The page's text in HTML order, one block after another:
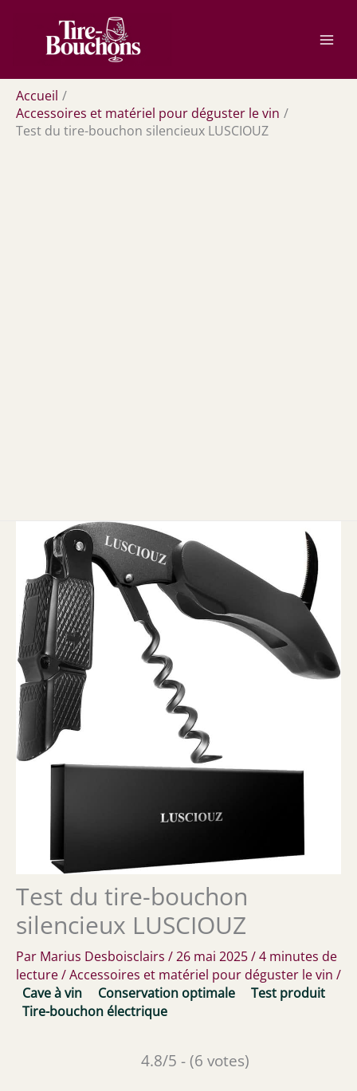
contenu
Accueil
Accessoires et matériel pour déguster le vin
Test du tire-bouchon silencieux LUSCIOUZ
Test du tire-bouchon
silencieux LUSCIOUZ
Par Marius Desboisclairs /26 mai 2025/4 minutes de
lecture/Accessoires et matériel pour déguster le vin /
Cave à vin
Conservation optimale
Test produit
Tire-bouchon électrique
4.8/5 - (6 votes)